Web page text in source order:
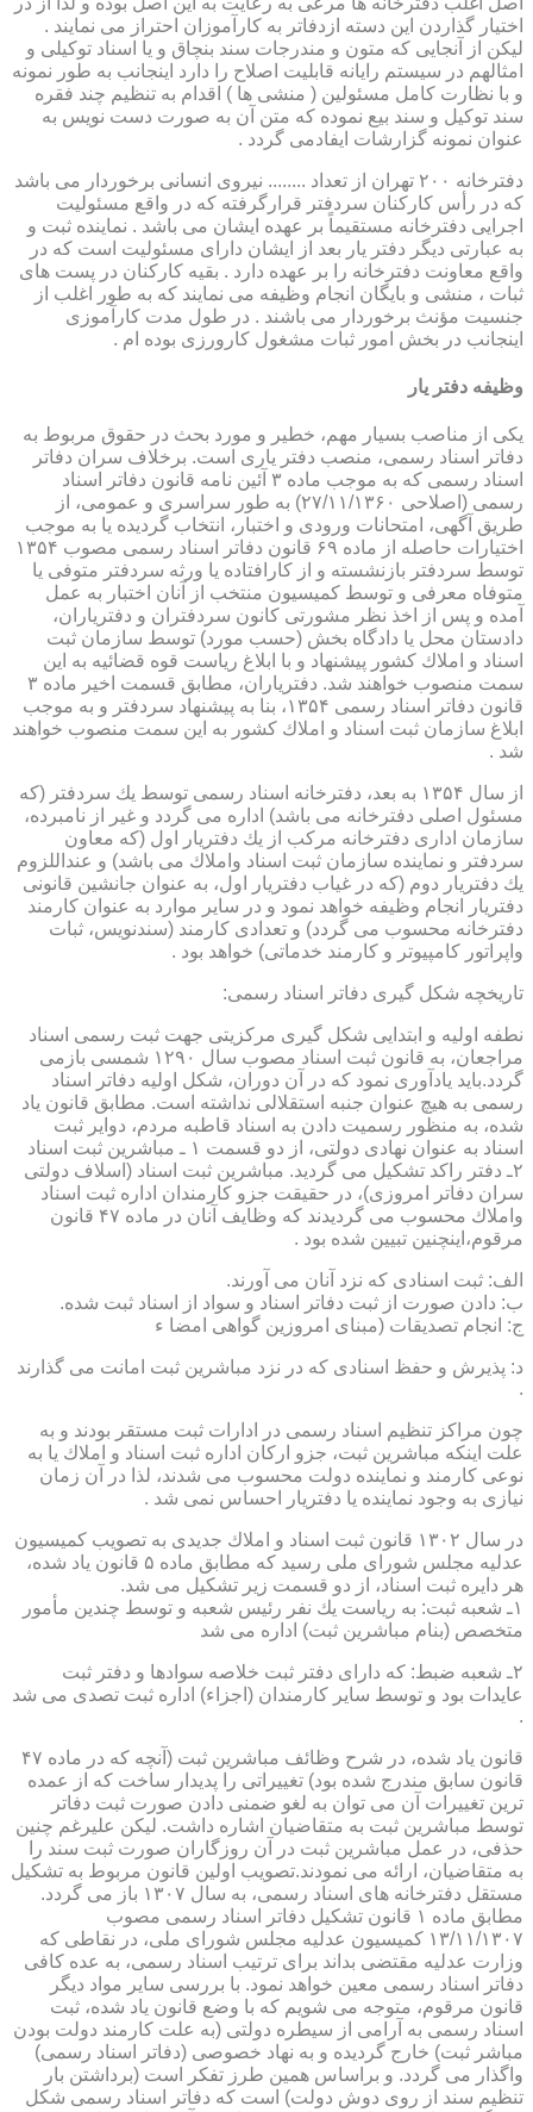
اختیار گذاردن این دسته ازدفاتر به کارآموزان احتراز می نمایند .
لیکن از آنجایی که متون و مندرجات سند بنچاق و یا اسناد توکیلی و
امثالهم در سیستم رایانه قابلیت اصلاح را دارد اینجانب به طور نمونه
و با نظارت کامل مسئولین ( منشی ها ) اقدام به تنظیم چند فقره
سند توکیل و سند بیع نموده که متن آن به صورت دست نویس به
عنوان نمونه گزارشات ایفادمی گردد .
دفترخانه ۲۰۰ تهران از تعداد ........ نیروی انسانی برخوردار می باشد
که در رأس کارکنان سردفتر قرارگرفته که در واقع مسئولیت
اجرایی دفترخانه مستقیماً بر عهده ایشان می باشد . نماینده ثبت و
به عبارتی دیگر دفتر یار بعد از ایشان دارای مسئولیت است که در
واقع معاونت دفترخانه را بر عهده دارد . بقیه کارکنان در پست های
ثبات ، منشی و بایگان انجام وظیفه می نمایند که به طور اغلب از
جنسیت مؤنث برخوردار می باشند . در طول مدت کارآموزی
اینجانب در بخش امور ثبات مشغول کارورزی بوده ام .
وظیفه دفتر یار
یكی از مناصب بسیار مهم، خطیر و مورد بحث در حقوق مربوط به
دفاتر اسناد رسمی، منصب دفتر یاری است. برخلاف سران دفاتر
اسناد رسمی كه به موجب ماده ۳ آئین نامه قانون دفاتر اسناد
رسمی (اصلاحی ۲۷/۱۱/۱۳۶۰) به طور سراسری و عمومی، از
طریق آگهی، امتحانات ورودی و اختبار، انتخاب گردیده یا به موجب
اختیارات حاصله از ماده ۶۹ قانون دفاتر اسناد رسمی مصوب ۱۳۵۴
توسط سردفتر بازنشسته و از كارافتاده یا ورثه سردفتر متوفی یا
متوفاه معرفی و توسط كمیسیون منتخب از آنان اختبار به عمل
آمده و پس از اخذ نظر مشورتی كانون سردفتران و دفتریاران،
دادستان محل یا دادگاه بخش (حسب مورد) توسط سازمان ثبت
اسناد و املاك كشور پیشنهاد و با ابلاغ ریاست قوه قضائیه به این
سمت منصوب خواهند شد. دفتریاران، مطابق قسمت اخیر ماده ۳
قانون دفاتر اسناد رسمی ۱۳۵۴، بنا به پیشنهاد سردفتر و به موجب
ابلاغ سازمان ثبت اسناد و املاك كشور به این سمت منصوب خواهند
شد .
از سال ۱۳۵۴ به بعد، دفترخانه اسناد رسمی توسط یك سردفتر (كه
مسئول اصلی دفترخانه می باشد) اداره می گردد و غیر از نامبرده،
سازمان اداری دفترخانه مركب از یك دفتریار اول (كه معاون
سردفتر و نماینده سازمان ثبت اسناد واملاك می باشد) و عنداللزوم
یك دفتریار دوم (كه در غیاب دفتریار اول، به عنوان جانشین قانونی
دفتریار انجام وظیفه خواهد نمود و در سایر موارد به عنوان كارمند
دفترخانه محسوب می گردد) و تعدادی كارمند (سندنویس، ثبات
واپراتور كامپیوتر و كارمند خدماتی) خواهد بود .
تاریخچه شكل گیری دفاتر اسناد رسمی:
نطفه اولیه و ابتدایی شكل گیری مركزیتی جهت ثبت رسمی اسناد
مراجعان، به قانون ثبت اسناد مصوب سال ۱۲۹۰ شمسی بازمی
گردد.باید یادآوری نمود كه در آن دوران، شكل اولیه دفاتر اسناد
رسمی به هیچ عنوان جنبه استقلالی نداشته است. مطابق قانون یاد
شده، به منظور رسمیت دادن به اسناد قاطبه مردم، دوایر ثبت
اسناد به عنوان نهادی دولتی، از دو قسمت ۱ ـ مباشرین ثبت اسناد
۲ـ دفتر راكد تشكیل می گردید. مباشرین ثبت اسناد (اسلاف دولتی
سران دفاتر امروزی)، در حقیقت جزو كارمندان اداره ثبت اسناد
واملاك محسوب می گردیدند كه وظایف آنان در ماده ۴۷ قانون
مرقوم،اینچنین تبیین شده بود .
الف: ثبت اسنادی كه نزد آنان می آورند.
ب: دادن صورت از ثبت دفاتر اسناد و سواد از اسناد ثبت شده.
ج: انجام تصدیقات (مبنای امروزین گواهی امضا ء
د: پذیرش و حفظ اسنادی كه در نزد مباشرین ثبت امانت می گذارند
.
چون مراكز تنظیم اسناد رسمی در ادارات ثبت مستقر بودند و به
علت اینكه مباشرین ثبت، جزو اركان اداره ثبت اسناد و املاك یا به
نوعی كارمند و نماینده دولت محسوب می شدند، لذا در آن زمان
نیازی به وجود نماینده یا دفتریار احساس نمی شد .
در سال ۱۳۰۲ قانون ثبت اسناد و املاك جدیدی به تصویب كمیسیون
عدلیه مجلس شورای ملی رسید كه مطابق ماده ۵ قانون یاد شده،
هر دایره ثبت اسناد، از دو قسمت زیر تشكیل می شد.
۱ـ شعبه ثبت: به ریاست یك نفر رئیس شعبه و توسط چندین مأمور
متخصص (بنام مباشرین ثبت) اداره می شد
۲ـ شعبه ضبط: كه دارای دفتر ثبت خلاصه سوادها و دفتر ثبت
عایدات بود و توسط سایر كارمندان (اجزاء) اداره ثبت تصدی می شد
.
قانون یاد شده، در شرح وظائف مباشرین ثبت (آنچه كه در ماده ۴۷
قانون سابق مندرج شده بود) تغییراتی را پدیدار ساخت كه از عمده
ترین تغییرات آن می توان به لغو ضمنی دادن صورت ثبت دفاتر
توسط مباشرین ثبت به متقاضیان اشاره داشت. لیكن علیرغم چنین
حذفی، در عمل مباشرین ثبت در آن روزگاران صورت ثبت سند را
به متقاضیان، ارائه می نمودند.تصویب اولین قانون مربوط به تشكیل
مستقل دفترخانه های اسناد رسمی، به سال ۱۳۰۷ باز می گردد.
مطابق ماده ۱ قانون تشكیل دفاتر اسناد رسمی مصوب
۱۳/۱۱/۱۳۰۷ كمیسیون عدلیه مجلس شورای ملی، در نقاطی كه
وزارت عدلیه مقتضی بداند برای ترتیب اسناد رسمی، به عده كافی
دفاتر اسناد رسمی معین خواهد نمود. با بررسی سایر مواد دیگر
قانون مرقوم، متوجه می شویم كه با وضع قانون یاد شده، ثبت
اسناد رسمی به آرامی از سیطره دولتی (به علت كارمند دولت بودن
مباشر ثبت) خارج گردیده و به نهاد خصوصی (دفاتر اسناد رسمی)
واگذار می گردد. و براساس همین طرز تفكر است (برداشتن بار
تنظیم سند از روی دوش دولت) است كه دفاتر اسناد رسمی شكل